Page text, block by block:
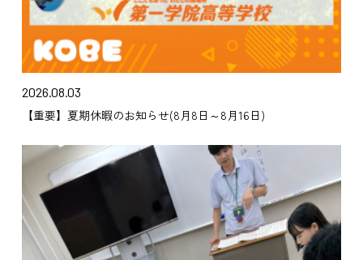
2026.08.03
【重要】夏期休暇のお知らせ(8月8日～8月16日)